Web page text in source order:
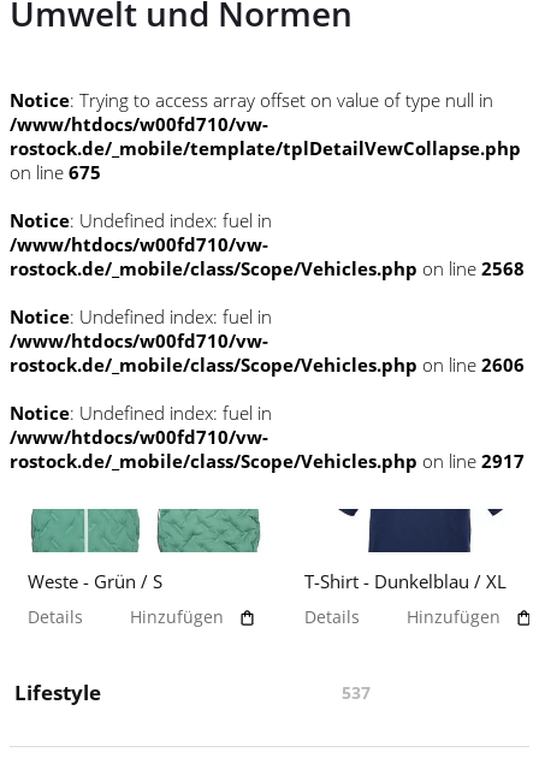
Umwelt und Normen
Notice: Trying to access array offset on value of type null in
/www/htdocs/w00fd710/vw-
rostock.de/_mobile/template/tplDetailVewCollapse.php
on line 675
Notice: Undefined index: fuel in
/www/htdocs/w00fd710/vw-
rostock.de/_mobile/class/Scope/Vehicles.php on line 2568
Notice: Undefined index: fuel in
/www/htdocs/w00fd710/vw-
rostock.de/_mobile/class/Scope/Vehicles.php on line 2606
Notice: Undefined index: fuel in
/www/htdocs/w00fd710/vw-
rostock.de/_mobile/class/Scope/Vehicles.php on line 2917
Weste - Grün / S
Details Hinzufügen
T-Shirt - Dunkelblau / XL
Details Hinzufügen
Lifestyle 537